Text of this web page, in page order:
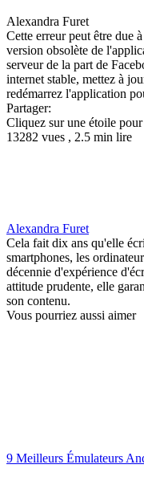
Alexandra Furet
Cette erreur peut être due
version obsolète de
serveur de la part de
internet stable, mettez à
redémarrez l'application
Partager:
Cliquez sur une étoile
13282 vues , 2.5 min lire
Alexandra Furet
Cela fait dix ans qu'elle
smartphones, les
décennie d'expérience
attitude prudente, elle
son contenu.
Vous pourriez aussi aimer
9 Meilleurs Émulateurs